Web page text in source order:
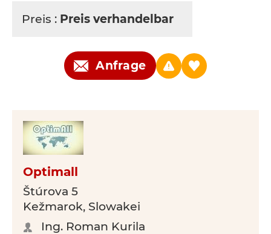
Preis : Preis verhandelbar
Anfrage
Optimall
Štúrova 5
Kežmarok, Slowakei
Ing. Roman Kurila